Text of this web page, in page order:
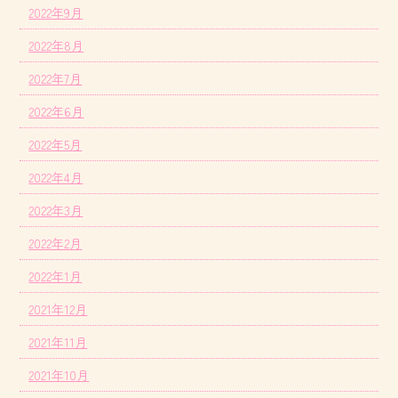
2022年9月
2022年8月
2022年7月
2022年6月
2022年5月
2022年4月
2022年3月
2022年2月
2022年1月
2021年12月
2021年11月
2021年10月